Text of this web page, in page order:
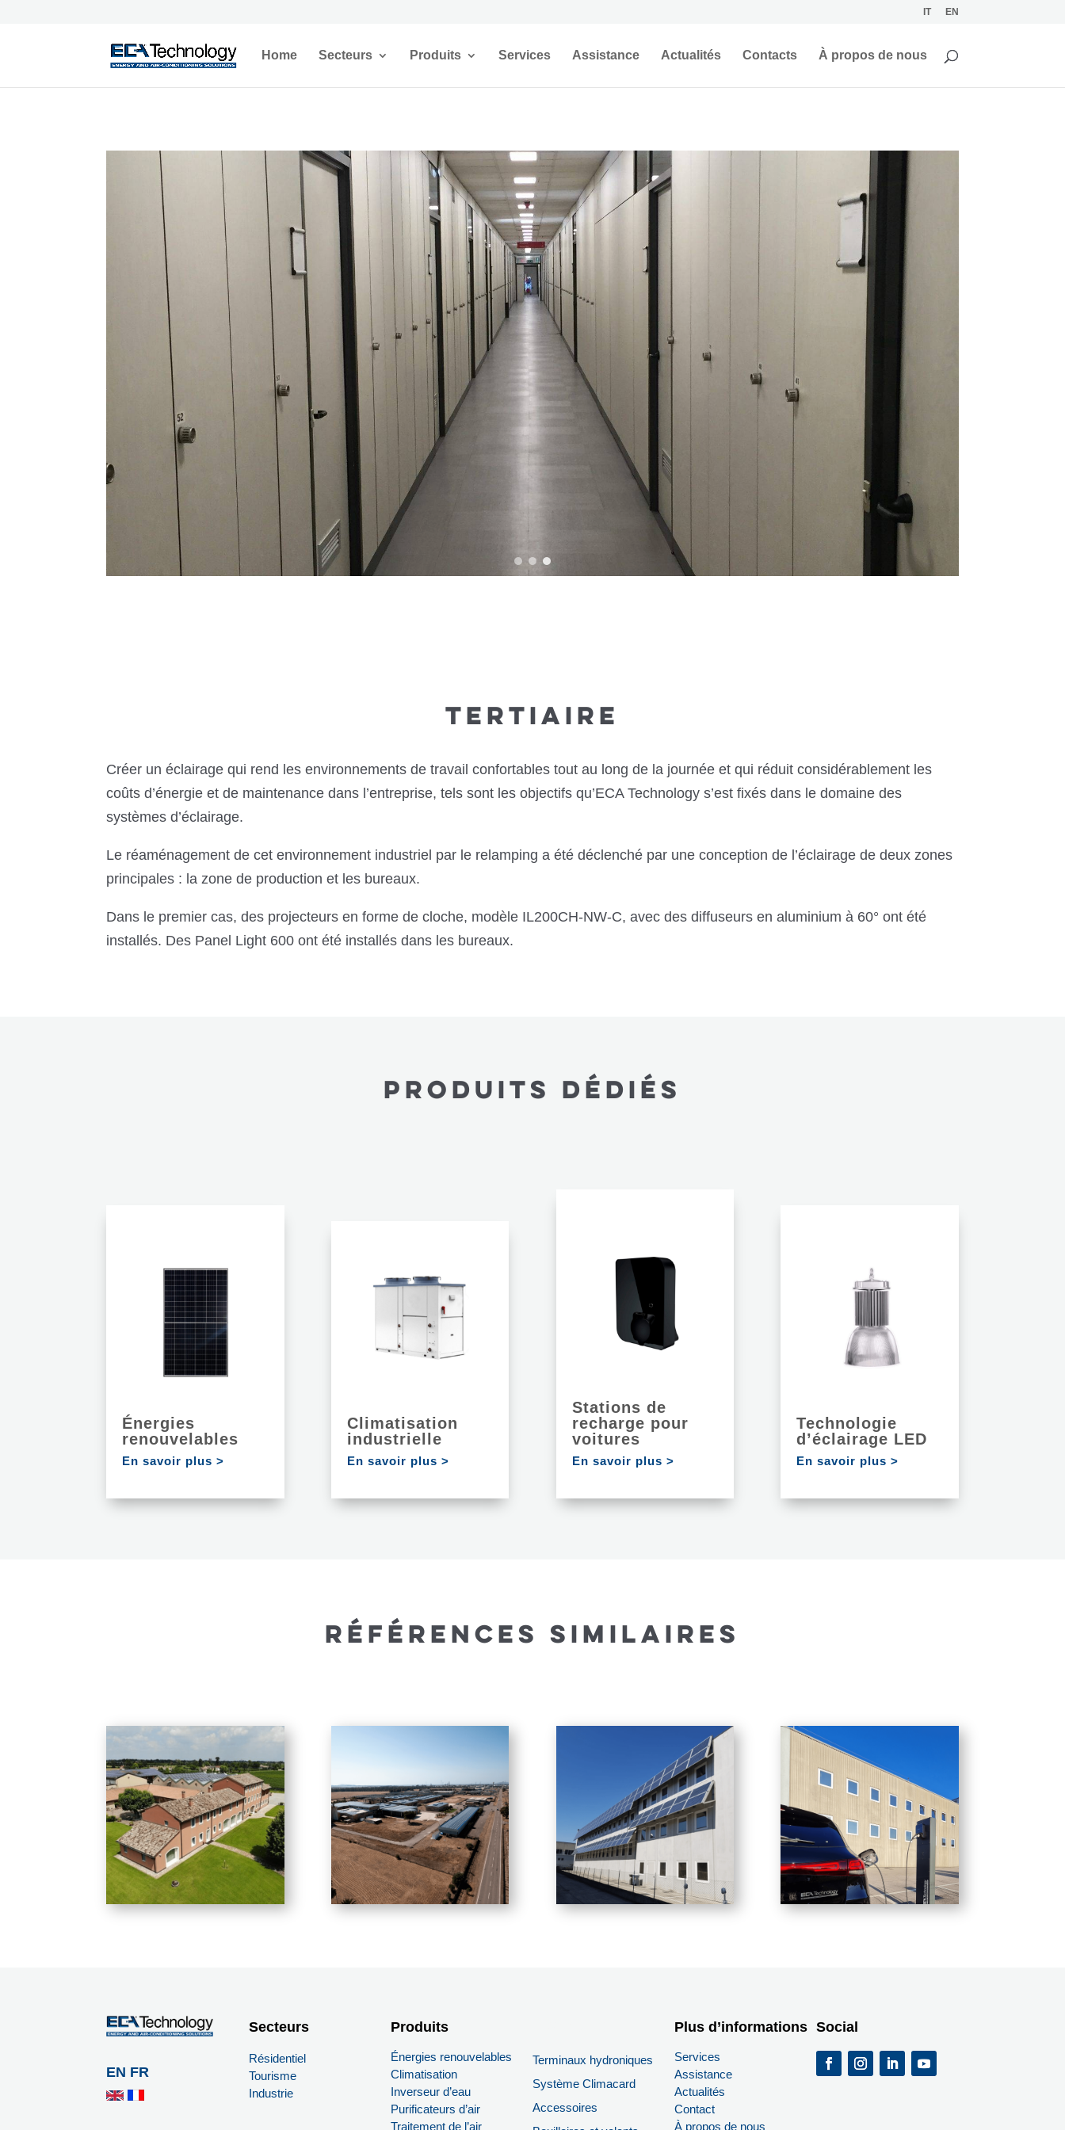
IT EN
Home Secteurs Produits Services Assistance Actualités Contacts À propos de nous
TERTIAIRE
Créer un éclairage qui rend les environnements de travail confortables tout au long de la journée et qui réduit considérablement les
coûts d’énergie et de maintenance dans l’entreprise, tels sont les objectifs qu’ECA Technology s’est fixés dans le domaine des
systèmes d’éclairage.
Le réaménagement de cet environnement industriel par le relamping a été déclenché par une conception de l’éclairage de deux zones
principales : la zone de production et les bureaux.
Dans le premier cas, des projecteurs en forme de cloche, modèle IL200CH-NW-C, avec des diffuseurs en aluminium à 60° ont été
installés. Des Panel Light 600 ont été installés dans les bureaux.
produits dédiés
Énergies
renouvelables
En savoir plus >
Climatisation
industrielle
En savoir plus >
Stations de
recharge pour
voitures
En savoir plus >
Technologie
d’éclairage LED
En savoir plus >
RÉFÉRENCES SIMILAIRES
EN FR
Secteurs
Résidentiel
Tourisme
Industrie
Produits
Énergies renouvelables
Climatisation
Inverseur d’eau
Purificateurs d’air
Traitement de l’air
Terminaux hydroniques
Système Climacard
Accessoires
Plus d’informations
Services
Assistance
Actualités
Contact
À propos de nous
Social